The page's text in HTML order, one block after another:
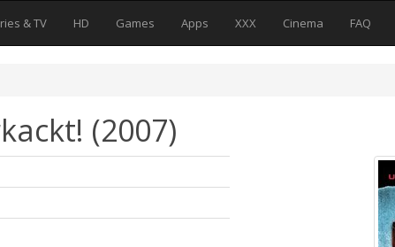
& TV HD Games Apps XXX Cinema FAQ
(2007)